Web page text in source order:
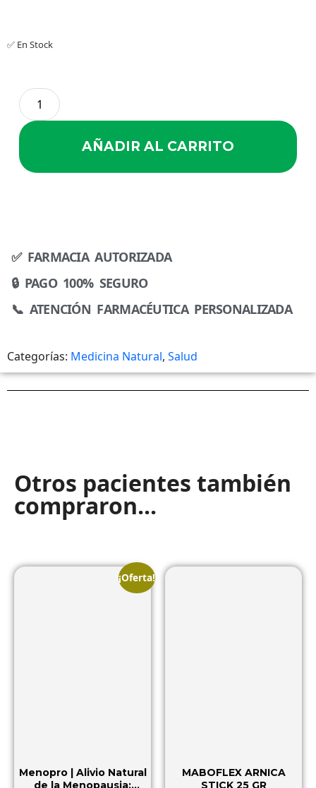
✅ En Stock
AÑADIR AL CARRITO
✅ FARMACIA AUTORIZADA
🔒 PAGO 100% SEGURO
📞 ATENCIÓN FARMACÉUTICA PERSONALIZADA
Categorías: Medicina Natural, Salud
Otros pacientes también
compraron...
¡Oferta!
Menopro | Alivio Natural
de la Menopausia:
MABOFLEX ARNICA
STICK 25 GR